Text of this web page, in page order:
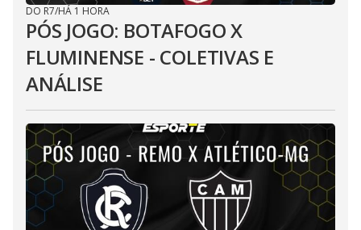
DO R7/HÁ 1 HORA
PÓS JOGO: BOTAFOGO X
FLUMINENSE - COLETIVAS E
ANÁLISE